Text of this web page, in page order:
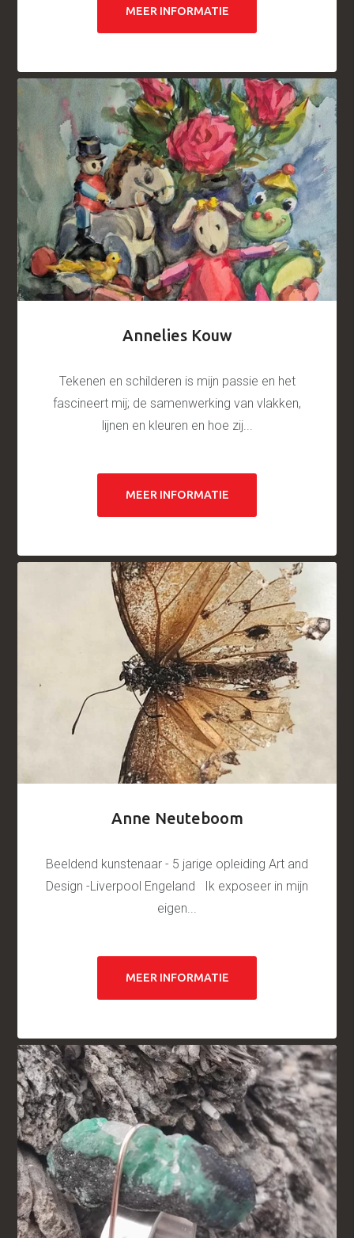
MEER INFORMATIE
Annelies Kouw
Tekenen en schilderen is mijn passie en het
fascineert mij; de samenwerking van vlakken,
lijnen en kleuren en hoe zij...
MEER INFORMATIE
Anne Neuteboom
Beeldend kunstenaar - 5 jarige opleiding Art and
Design -Liverpool Engeland Ik exposeer in mijn
eigen...
MEER INFORMATIE